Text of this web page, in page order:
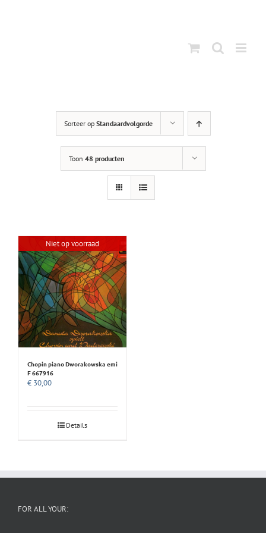
Sorteer op Standaardvolgorde
Toon 48 producten
Niet op voorraad
Chopin piano Dworakowska emi
F 667916
€ 30,00
Details
FOR ALL YOUR: